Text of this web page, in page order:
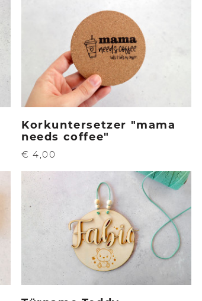
Korkuntersetzer "mama
needs coffee"
€ 4,00